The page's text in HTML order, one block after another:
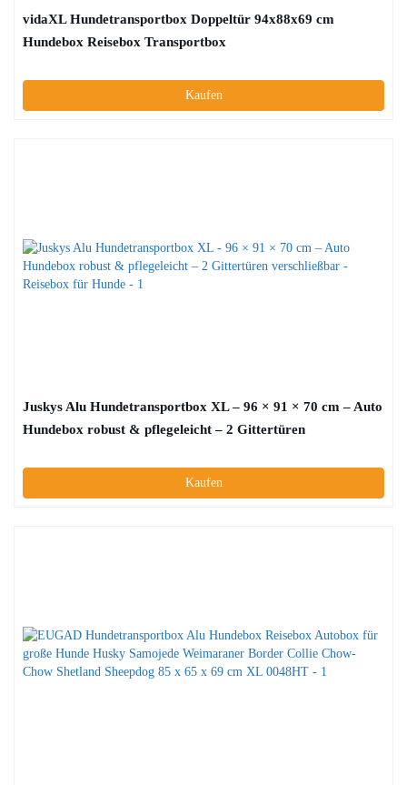
vidaXL Hundetransportbox Doppeltür 94x88x69 cm
Hundebox Reisebox Transportbox
Kaufen
Juskys Alu Hundetransportbox XL – 96 × 91 × 70 cm – Auto
Hundebox robust & pflegeleicht – 2 Gittertüren
Kaufen